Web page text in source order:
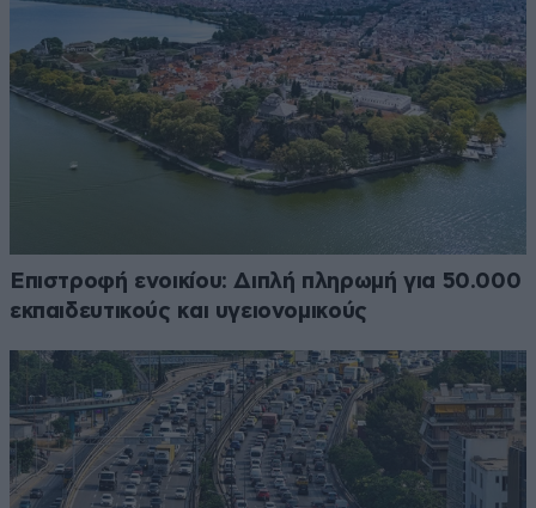
Επιστροφή ενοικίου: Διπλή πληρωμή για 50.000
εκπαιδευτικούς και υγειονομικούς